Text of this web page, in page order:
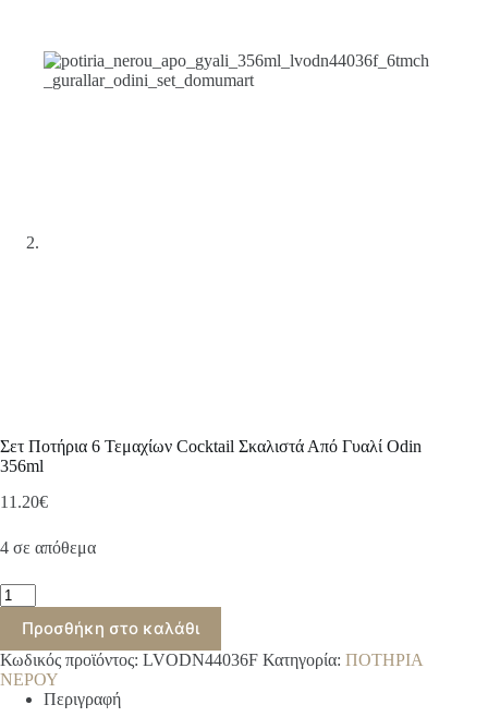
Σετ Ποτήρια 6 Τεμαχίων Cocktail Σκαλιστά Από Γυαλί Odin
356ml
11.20€
4 σε απόθεμα
Σετ
Ποτήρια
Τεμαχίων
Cocktail
Σκαλιστά
Από
Προσθήκη στο καλάθι
Κωδικός προϊόντος: LVODN44036F Κατηγορία: ΠΟΤΗΡΙΑ
ΝΕΡΟΥ
Περιγραφή